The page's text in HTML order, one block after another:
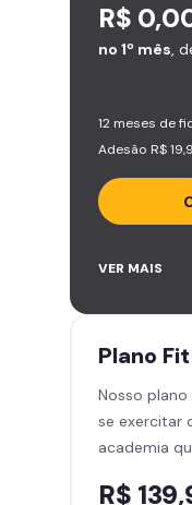
R$
no 1º mês,
12 meses de
Adesão R$
Acesso
Leve 5
Cadeira
Skeelo
Área de
Smart
VER MAIS
Plano Fit
Nosso
se exercitar
academia
R$